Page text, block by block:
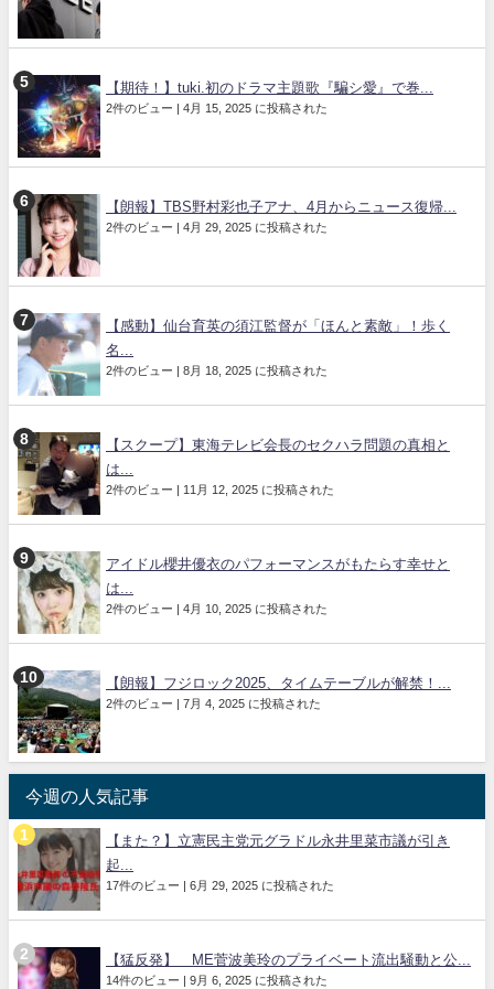
【期待！】tuki.初のドラマ主題歌『騙シ愛』で巻...
2件のビュー 4月 15, 2025 に投稿された
【朗報】TBS野村彩也子アナ、4月からニュース復帰...
2件のビュー 4月 29, 2025 に投稿された
【感動】仙台育英の須江監督が「ほんと素敵」！歩く
名...
2件のビュー 8月 18, 2025 に投稿された
【スクープ】東海テレビ会長のセクハラ問題の真相と
は...
2件のビュー 11月 12, 2025 に投稿された
アイドル櫻井優衣のパフォーマンスがもたらす幸せと
は...
2件のビュー 4月 10, 2025 に投稿された
【朗報】フジロック2025、タイムテーブルが解禁！...
2件のビュー 7月 4, 2025 に投稿された
今週の人気記事
【また？】立憲民主党元グラドル永井里菜市議が引き
起...
17件のビュー 6月 29, 2025 に投稿された
【猛反発】≠ME菅波美玲のプライベート流出騒動と公...
14件のビュー 9月 6, 2025 に投稿された